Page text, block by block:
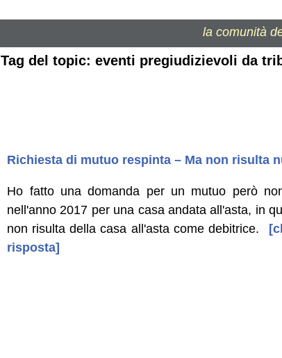
la comunità
Tag del topic: eventi pregiudizievoli da
Richiesta di mutuo respinta – Ma non risulta
Ho fatto una domanda per un mutuo però
nell'anno 2017 per una casa andata all'asta, in
non risulta della casa all'asta come debitrice.
risposta]